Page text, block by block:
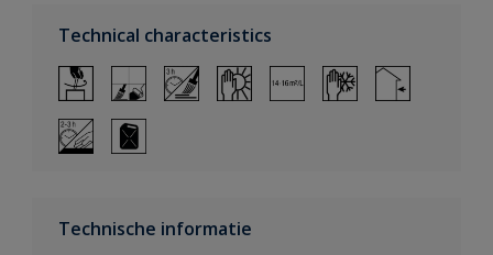
Technical characteristics
Technische informatie